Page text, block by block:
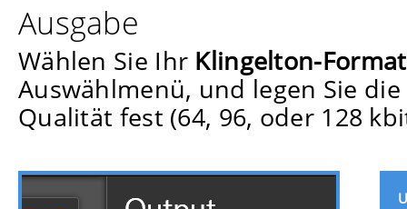
Ausgabe
Wählen Sie Ihr Klingelton-Format
Auswählmenü, und legen Sie
Qualität fest (64, 96, oder 128